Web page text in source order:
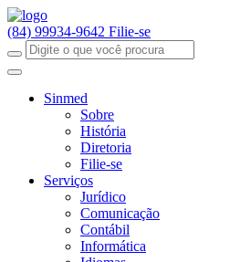
(84) 99934-9642 Filie-se
Sinmed
Sobre
História
Diretoria
Filie-se
Serviços
Jurídico
Comunicação
Contábil
Informática